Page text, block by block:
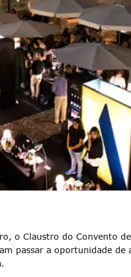
o Claustro do Convento
passar a oportunidade